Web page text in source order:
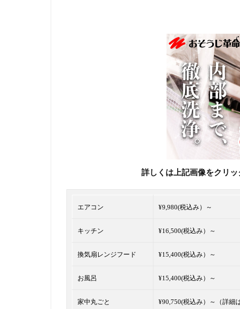
詳しくは上記画像をクリ
エアコン ¥9,980(税込み）～
キッチン ¥16,500(税込み）～
換気扇レンジフード ¥15,400(税込み）～
お風呂 ¥15,400(税込み）～
家中丸ごと ¥90,750(税込み）～（詳細